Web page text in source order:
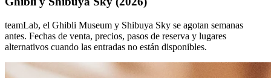
teamLab, el Ghibli Museum y Shibuya Sky se agotan semanas
antes. Fechas de venta, precios, pasos de reserva y lugares
alternativos cuando las entradas no están disponibles.